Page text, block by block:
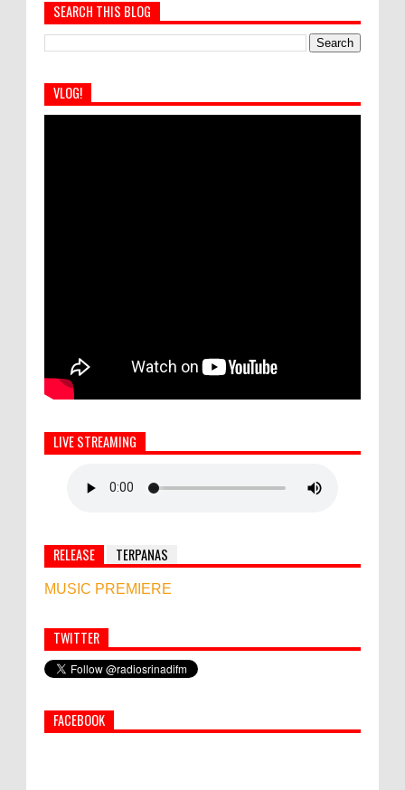
SEARCH THIS BLOG
VLOG!
LIVE STREAMING
RELEASE TERPANAS
MUSIC PREMIERE
Simbol Persahabatan, RI Bangun Islamic Centre di
Afghanistan
PEMKAB KLUNGKUNG GELAR PASAR
TWITTER
FACEBOOK